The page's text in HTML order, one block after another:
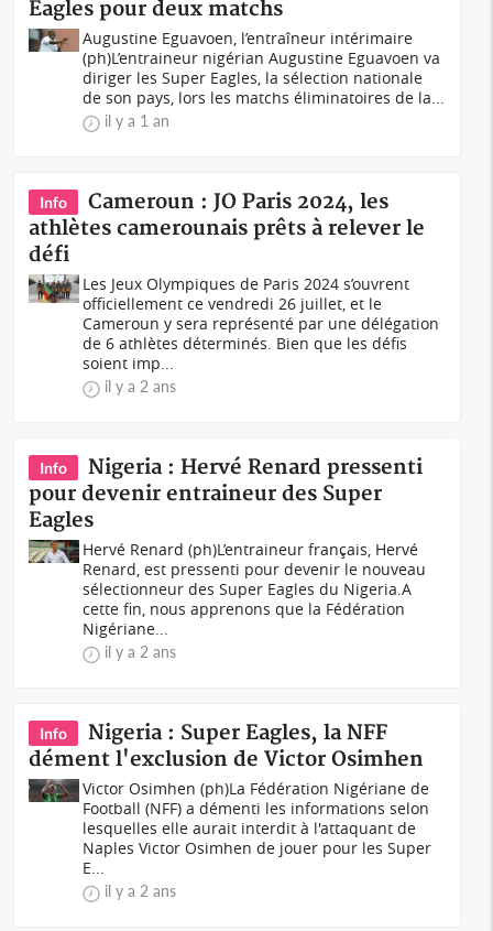
Eagles pour deux matchs
Augustine Eguavoen, l’entraîneur intérimaire
(ph)L’entraineur nigérian Augustine Eguavoen va
diriger les Super Eagles, la sélection nationale
de son pays, lors les matchs éliminatoires de la...
il y a 1 an
Info
Cameroun : JO Paris 2024, les
athlètes camerounais prêts à relever le
défi
Les Jeux Olympiques de Paris 2024 s’ouvrent
officiellement ce vendredi 26 juillet, et le
Cameroun y sera représenté par une délégation
de 6 athlètes déterminés. Bien que les défis
soient imp...
il y a 2 ans
Info
Nigeria : Hervé Renard pressenti
pour devenir entraineur des Super
Eagles
Hervé Renard (ph)L’entraineur français, Hervé
Renard, est pressenti pour devenir le nouveau
sélectionneur des Super Eagles du Nigeria.A
cette fin, nous apprenons que la Fédération
Nigériane...
il y a 2 ans
Info
Nigeria : Super Eagles, la NFF
dément l'exclusion de Victor Osimhen
Victor Osimhen (ph)La Fédération Nigériane de
Football (NFF) a démenti les informations selon
lesquelles elle aurait interdit à l'attaquant de
Naples Victor Osimhen de jouer pour les Super
E...
il y a 2 ans